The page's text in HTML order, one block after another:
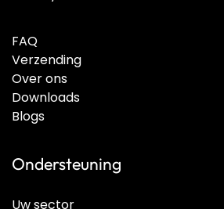
FAQ
Verzending
Over ons
Downloads
Blogs
Ondersteuning
Uw sector